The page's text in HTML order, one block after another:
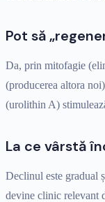
Pot să
Da, prin mitofagie
(producerea altora
(urolithin A)
La ce vârstă
Declinul este gradual
devine clinic relevant